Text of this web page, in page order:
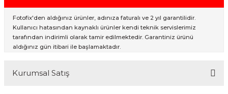
Fotofix'den aldığınız ürünler, adınıza faturalı ve 2 yıl garantilidir.
Kullanıcı hatasından kaynaklı ürünler kendi teknik servislerimiz
tarafından indirimli olarak tamir edilmektedir. Garantiniz ürünü
aldığınız gün itibari ile başlamaktadır.
Kurumsal Satış